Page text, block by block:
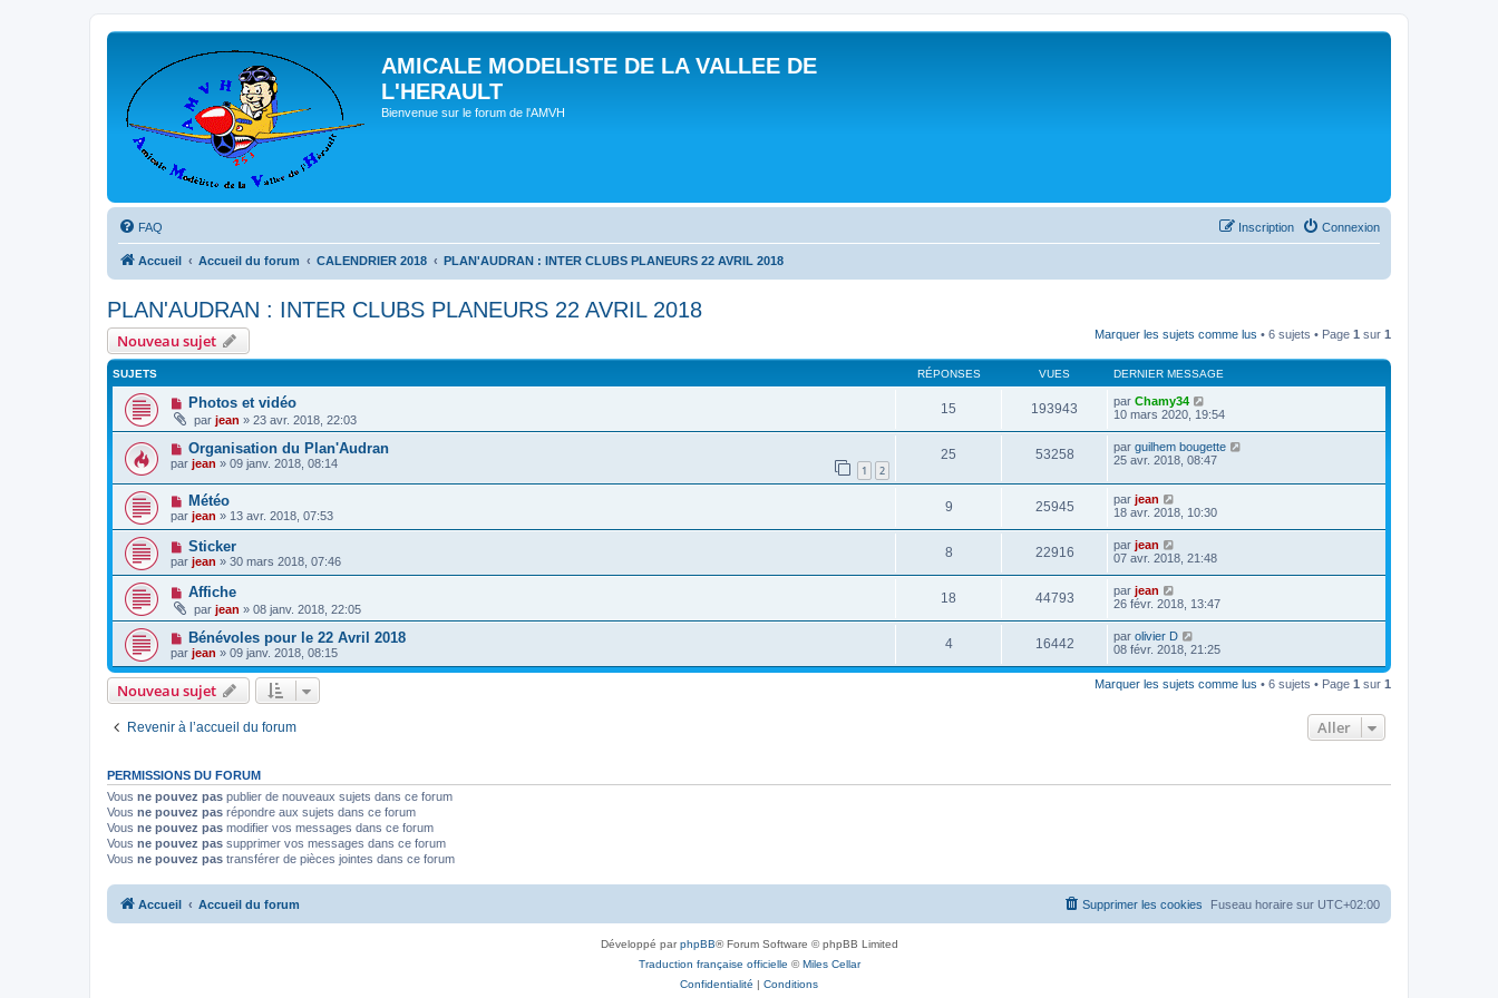
AMICALE MODELISTE DE LA VALLEE DE
L'HERAULT
Bienvenue sur le forum de l'AMVH
FAQ Connexion
Inscription
Accueil Accueil du forum CALENDRIER 2018 PLAN'AUDRAN : INTER CLUBS PLANEURS 22 AVRIL 2018
PLAN'AUDRAN : INTER CLUBS PLANEURS 22 AVRIL 2018
Nouveau sujet Marquer les sujets comme lus • 6 sujets • Page 1 sur 1
SUJETS RÉPONSES VUES DERNIER MESSAGE
Photos et vidéo
par jean » 23 avr. 2018, 22:03
15 193943 par Chamy34
10 mars 2020, 19:54
Organisation du Plan'Audran
par jean » 09 janv. 2018, 08:14 1 2
25 53258 par guilhem bougette
25 avr. 2018, 08:47
Météo
par jean » 13 avr. 2018, 07:53
9 25945 par jean
18 avr. 2018, 10:30
Sticker
par jean » 30 mars 2018, 07:46
8 22916 par jean
07 avr. 2018, 21:48
Affiche
par jean » 08 janv. 2018, 22:05
18 44793 par jean
26 févr. 2018, 13:47
Bénévoles pour le 22 Avril 2018
par jean » 09 janv. 2018, 08:15
4 16442 par olivier D
08 févr. 2018, 21:25
Nouveau sujet Marquer les sujets comme lus • 6 sujets • Page 1 sur 1
Revenir à l’accueil du forum Aller
PERMISSIONS DU FORUM
Vous ne pouvez pas publier de nouveaux sujets dans ce forum
Vous ne pouvez pas répondre aux sujets dans ce forum
Vous ne pouvez pas modifier vos messages dans ce forum
Vous ne pouvez pas supprimer vos messages dans ce forum
Vous ne pouvez pas transférer de pièces jointes dans ce forum
Accueil Accueil du forum Fuseau horaire sur UTC+02:00
Supprimer les cookies
Développé parphpBB® Forum Software © phpBB Limited
Traduction française officielle ©Miles Cellar
Confidentialité | Conditions